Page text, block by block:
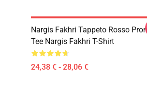
Nargis Fakhri Tappeto Rosso
Tee Nargis Fakhri T-Shirt
24,38 € - 28,06 €